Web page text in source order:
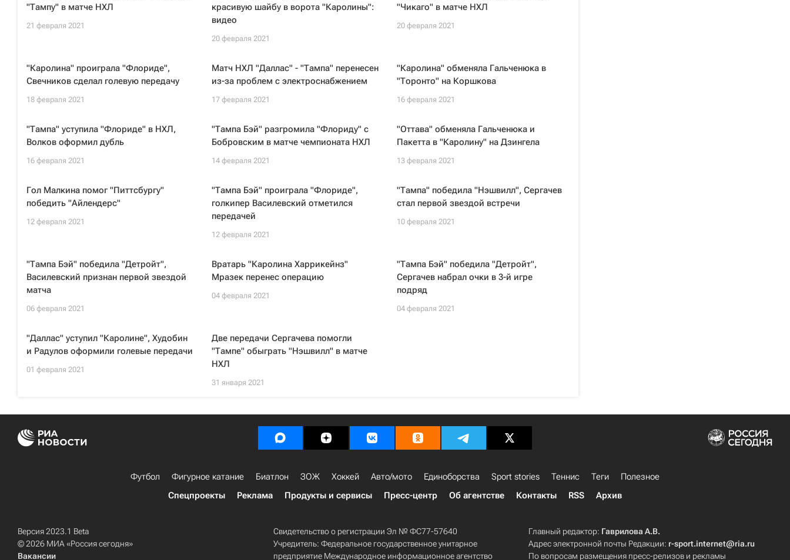
"Тампу" в матче НХЛ
21 февраля 2021
красивую шайбу в ворота "Каролины":
видео
20 февраля 2021
"Чикаго" в матче НХЛ
20 февраля 2021
"Каролина" проиграла "Флориде",
Свечников сделал голевую передачу
18 февраля 2021
Матч НХЛ "Даллас" - "Тампа" перенесен
из-за проблем с электроснабжением
17 февраля 2021
"Каролина" обменяла Гальченюка в
"Торонто" на Коршкова
16 февраля 2021
"Тампа" уступила "Флориде" в НХЛ,
Волков оформил дубль
16 февраля 2021
"Тампа Бэй" разгромила "Флориду" с
Бобровским в матче чемпионата НХЛ
14 февраля 2021
"Оттава" обменяла Гальченюка и
Пакетта в "Каролину" на Дзингела
13 февраля 2021
Гол Малкина помог "Питтсбургу"
победить "Айлендерс"
12 февраля 2021
"Тампа Бэй" проиграла "Флориде",
голкипер Василевский отметился
передачей
12 февраля 2021
"Тампа" победила "Нэшвилл", Сергачев
стал первой звездой встречи
10 февраля 2021
"Тампа Бэй" победила "Детройт",
Василевский признан первой звездой
матча
06 февраля 2021
Вратарь "Каролина Харрикейнз"
Мразек перенес операцию
04 февраля 2021
"Тампа Бэй" победила "Детройт",
Сергачев набрал очки в 3-й игре
подряд
04 февраля 2021
"Даллас" уступил "Каролине", Худобин
и Радулов оформили голевые передачи
01 февраля 2021
Две передачи Сергачева помогли
"Тампе" обыграть "Нэшвилл" в матче
НХЛ
31 января 2021
Футбол Фигурное катание Биатлон ЗОЖ Хоккей Авто/мото Единоборства Sport stories Теннис Теги
Полезное
Спецпроекты
Реклама Продукты и сервисы Пресс-центр Об агентстве Контакты RSS Архив
Версия 2023.1 Beta
© 2026 МИА «Россия сегодня»
Вакансии
Свидетельство о регистрации Эл № ФС77-57640
Учредитель: Федеральное государственное унитарное
предприятие Международное информационное агентство
Главный редактор: Гаврилова А.В.
Адрес электронной почты Редакции: r-sport.internet@ria.ru
По вопросам размещения пресс-релизов и рекламы